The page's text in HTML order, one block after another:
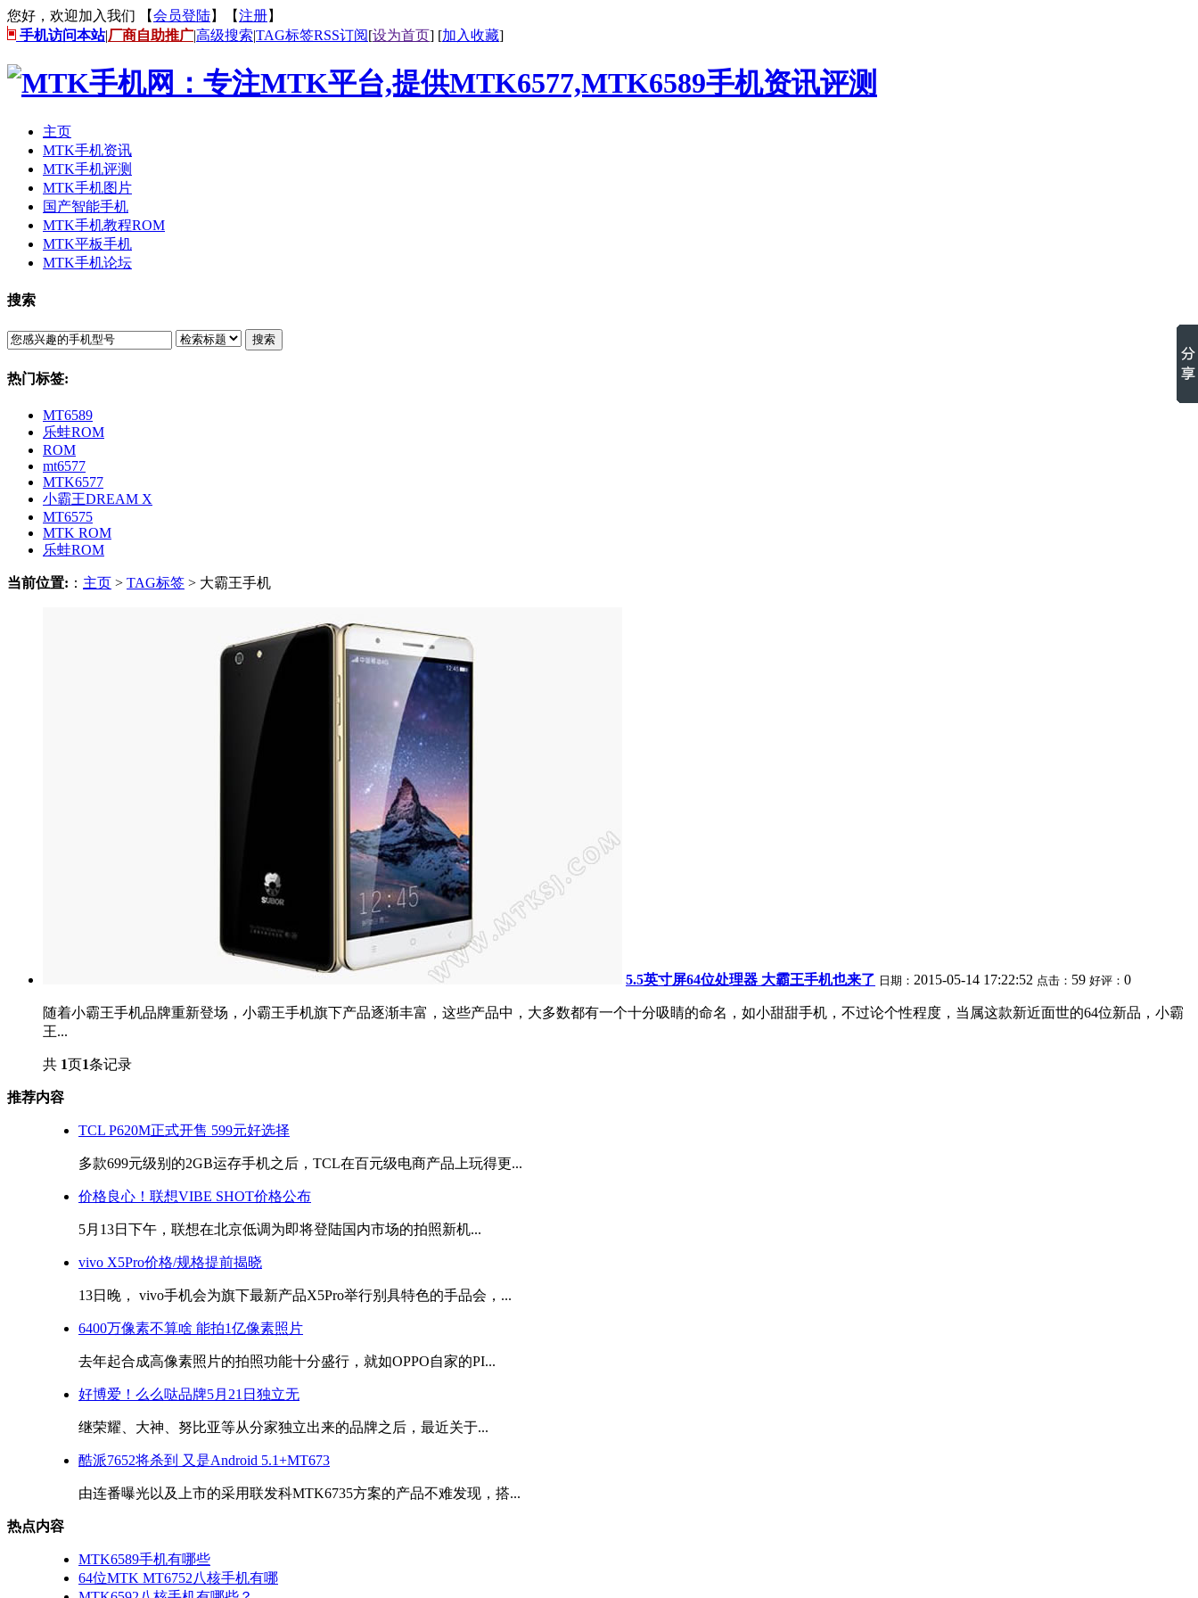
您好，欢迎加入我们 【会员登陆】【注册】
手机访问本站|厂商自助推广|高级搜索|TAG标签RSS订阅[设为首页] [加入收藏]
主页
MTK手机资讯
MTK手机评测
MTK手机图片
国产智能手机
MTK手机教程ROM
MTK平板手机
MTK手机论坛
搜索
搜索
热门标签:
MT6589
乐蛙ROM
ROM
mt6577
MTK6577
小霸王DREAM X
MT6575
MTK ROM
乐蛙ROM
当前位置: ： 主页 > TAG标签 > 大霸王手机
5.5英寸屏64位处理器 大霸王手机也来了 日期： 2015-05-14 17:22:52 点击： 59 好评： 0
随着小霸王手机品牌重新登场，小霸王手机旗下产品逐渐丰富，这些产品中，大多数都有一个十分吸睛的命名，如小甜甜手机，不过论个性程度，当属这款新近面世的64位新品，小霸
王...
共 1页1条记录
推荐内容
TCL P620M正式开售 599元好选择
多款699元级别的2GB运存手机之后，TCL在百元级电商产品上玩得更...
价格良心！联想VIBE SHOT价格公布
5月13日下午，联想在北京低调为即将登陆国内市场的拍照新机...
vivo X5Pro价格/规格提前揭晓
13日晚， vivo手机会为旗下最新产品X5Pro举行别具特色的手品会，...
6400万像素不算啥 能拍1亿像素照片
去年起合成高像素照片的拍照功能十分盛行，就如OPPO自家的PI...
好博爱！么么哒品牌5月21日独立无
继荣耀、大神、努比亚等从分家独立出来的品牌之后，最近关于...
酷派7652将杀到 又是Android 5.1+MT673
由连番曝光以及上市的采用联发科MTK6735方案的产品不难发现，搭...
热点内容
MTK6589手机有哪些
64位MTK MT6752八核手机有哪